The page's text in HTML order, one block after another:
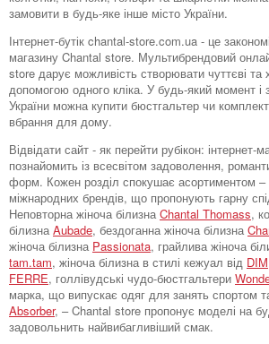
замовити в будь-яке інше місто України.
Інтернет-бутік chantal-store.com.ua - це
магазину Chantal store. Мультибрендовий
store дарує можливість створювати чуттєві
допомогою одного кліка. У будь-який момент і
України можна купити бюстгальтер чи
вбрання для дому.
Відвідати сайт - як перейти рубікон: інтернет-
познайомить із всесвітом задоволення,
форм. Кожен розділ спокушає асортиментом –
міжнародних брендів, що пропонують гарну
Неповторна жіноча білизна Chantal Thomass,
білизна Aubade, бездоганна жіноча білизна
жіноча білизна Passionata, грайлива жіноча
tam.tam, жіноча білизна в стилі кежуал від DIM
FERRE, голлівудські чудо-бюстгальтери
марка, що випускає одяг для занять спортом
Absorber, – Chantal store пропонує моделі на
задовольнить найвибагливіший смак.